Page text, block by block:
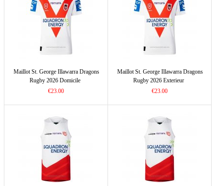
Maillot St. George Illawarra Dragons
Rugby 2026 Domicile
€23.00
Maillot St. George Illawarra Dragons
Rugby 2026 Exterieur
€23.00